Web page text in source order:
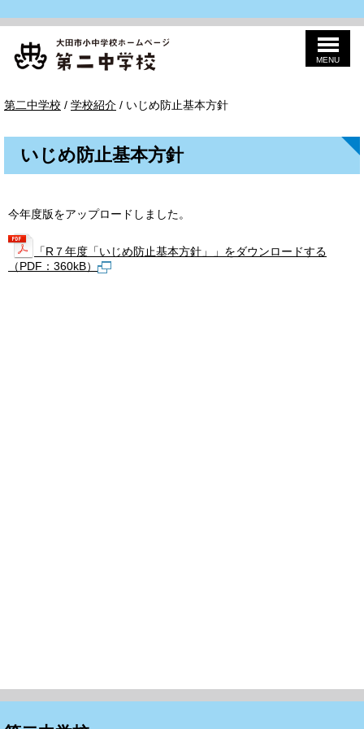
二
MENU
現
の
置：
第二中学校 / 学校紹介 / いじめ防止基本方針
いじめ防止基本方針
今年度版をアップロードしました。
「R７年度「いじめ防止基本方針」」をダウンロードする
（PDF：360kB）